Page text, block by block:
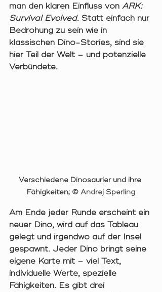
man den klaren Einfluss von ARK:
Survival Evolved. Statt einfach nur
Bedrohung zu sein wie in
klassischen Dino-Stories, sind sie
hier Teil der Welt – und potenzielle
Verbündete.
Verschiedene Dinosaurier und ihre
Fähigkeiten; © Andrej Sperling
Am Ende jeder Runde erscheint ein
neuer Dino, wird auf das Tableau
gelegt und irgendwo auf der Insel
gespawnt. Jeder Dino bringt seine
eigene Karte mit – viel Text,
individuelle Werte, spezielle
Fähigkeiten. Es gibt drei